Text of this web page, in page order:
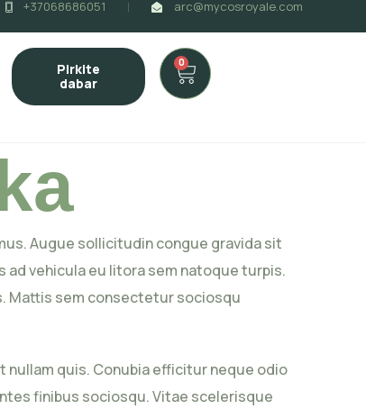
+37068686051 arc@mycosroyale.com
Pirkite
dabar
0
Augue sollicitudin congue gravida sit
vehicula eu litora sem natoque turpis.
Mattis sem consectetur sociosqu
quis. Conubia efficitur neque odio
finibus sociosqu. Vitae scelerisque